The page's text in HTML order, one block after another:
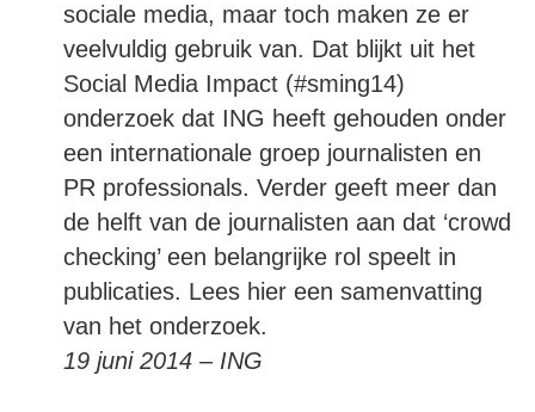
sociale media, maar toch maken ze er
veelvuldig gebruik van. Dat blijkt uit het
Social Media Impact (#sming14)
onderzoek dat ING heeft gehouden onder
een internationale groep journalisten en
PR professionals. Verder geeft meer dan
de helft van de journalisten aan dat ‘crowd
checking’ een belangrijke rol speelt in
publicaties. Lees hier een samenvatting
van het onderzoek.
19 juni 2014 – ING